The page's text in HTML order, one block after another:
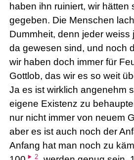
haben ihn ruiniert, wir hätten
gegeben. Die Menschen
Dummheit, denn jeder weiss
da gewesen sind, und noch
wir haben doch immer für
Gottlob, das wir es so weit
Ja es ist wirklich angenehm
eigene Existenz zu
nur nicht immer von neuem
aber es ist auch noch der
Anfang hat man noch zu
2